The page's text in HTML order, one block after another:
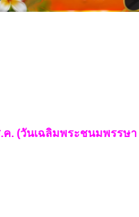
.ค. (วันเฉลิมพระชนมพรรษา